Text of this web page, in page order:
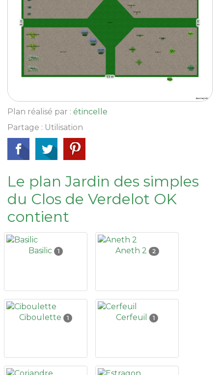
Plan réalisé par : étincelle
Partage : Utilisation
Le plan Jardin des simples
du Clos de Verdelot OK
contient
Basilic 1 Aneth 2 2
Ciboulette 1 Cerfeuil 1